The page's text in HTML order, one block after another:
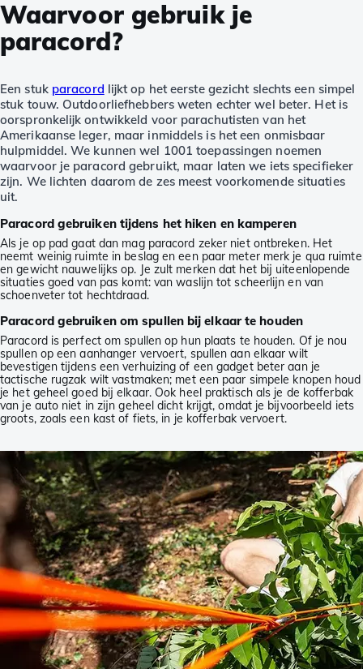
Waarvoor gebruik je
paracord?
Een stuk paracord lijkt op het eerste gezicht slechts een simpel
stuk touw. Outdoorliefhebbers weten echter wel beter. Het is
oorspronkelijk ontwikkeld voor parachutisten van het
Amerikaanse leger, maar inmiddels is het een onmisbaar
hulpmiddel. We kunnen wel 1001 toepassingen noemen
waarvoor je paracord gebruikt, maar laten we iets specifieker
zijn. We lichten daarom de zes meest voorkomende situaties
uit.
Paracord gebruiken tijdens het hiken en kamperen
Als je op pad gaat dan mag paracord zeker niet ontbreken. Het
neemt weinig ruimte in beslag en een paar meter merk je qua ruimte
en gewicht nauwelijks op. Je zult merken dat het bij uiteenlopende
situaties goed van pas komt: van waslijn tot scheerlijn en van
schoenveter tot hechtdraad.
Paracord gebruiken om spullen bij elkaar te houden
Paracord is perfect om spullen op hun plaats te houden. Of je nou
spullen op een aanhanger vervoert, spullen aan elkaar wilt
bevestigen tijdens een verhuizing of een gadget beter aan je
tactische rugzak wilt vastmaken; met een paar simpele knopen houd
je het geheel goed bij elkaar. Ook heel praktisch als je de kofferbak
van je auto niet in zijn geheel dicht krijgt, omdat je bijvoorbeeld iets
groots, zoals een kast of fiets, in je kofferbak vervoert.